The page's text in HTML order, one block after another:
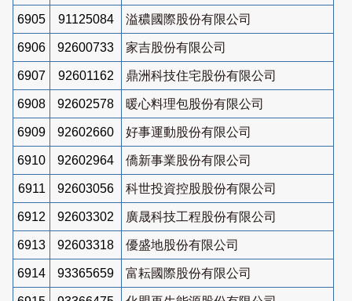
6905 91125084 溢穠國際股份有限公司
6906 92600733 家吉股份有限公司
6907 92601162 鼎洲科技住宅股份有限公司
6908 92602578 暖心料理包股份有限公司
6909 92602660 好事運動股份有限公司
6910 92602964 僑新事業股份有限公司
6911 92603056 科世投資控股股份有限公司
6912 92603302 廣晟科技工程股份有限公司
6913 92603318 優盛地股份有限公司
6914 93365659 富耘國際股份有限公司